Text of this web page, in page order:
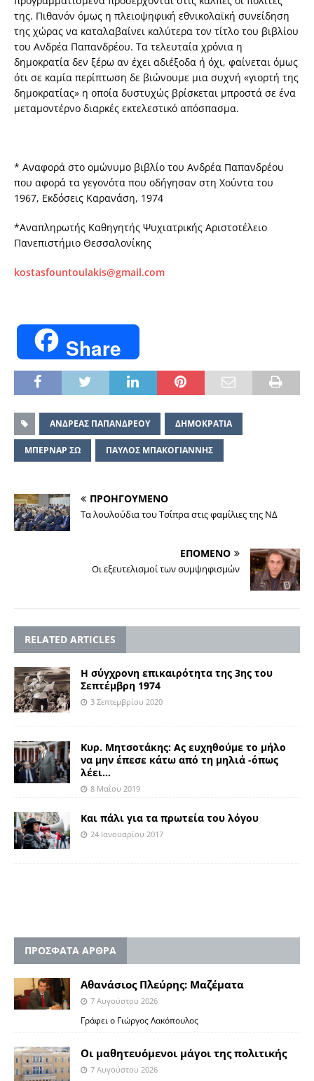
της. Πιθανόν όμως η πλειοψηφική εθνικολαϊκή συνείδηση
της χώρας να καταλαβαίνει καλύτερα τον τίτλο του βιβλίου
του Ανδρέα Παπανδρέου. Τα τελευταία χρόνια η
δημοκρατία δεν ξέρω αν έχει αδιέξοδα ή όχι, φαίνεται όμως
ότι σε καμία περίπτωση δε βιώνουμε μια συχνή «γιορτή της
δημοκρατίας» η οποία δυστυχώς βρίσκεται μπροστά σε ένα
μεταμοντέρνο διαρκές εκτελεστικό απόσπασμα.
* Αναφορά στο ομώνυμο βιβλίο του Ανδρέα Παπανδρέου
που αφορά τα γεγονότα που οδήγησαν στη Χούντα του
1967, Εκδόσεις Καρανάση, 1974
*Αναπληρωτής Καθηγητής Ψυχιατρικής Αριστοτέλειο
Πανεπιστήμιο Θεσσαλονίκης
kostasfountoulakis@gmail.com
Share
ΑΝΔΡΕΑΣ ΠΑΠΑΝΔΡΕΟΥ ΔΗΜΟΚΡΑΤΙΑ
ΜΠΕΡΝΑΡ ΣΩ ΠΑΥΛΟΣ ΜΠΑΚΟΓΙΑΝΝΗΣ
ΠΡΟΗΓΟΥΜΕΝΟ
Τα λουλούδια του Τσίπρα στις φαμίλιες της ΝΔ
ΕΠΟΜΕΝΟ
Οι εξευτελισμοί των συμψηφισμών
RELATED ARTICLES
Η σύγχρονη επικαιρότητα της 3ης του
Σεπτέμβρη 1974
3 Σεπτεμβρίου 2020
Κυρ. Μητσοτάκης: Ας ευχηθούμε το μήλο
να μην έπεσε κάτω από τη μηλιά -όπως
λέει…
8 Μαΐου 2019
Και πάλι για τα πρωτεία του λόγου
24 Ιανουαρίου 2017
ΠΡΟΣΦΑΤΑ ΑΡΘΡΑ
Αθανάσιος Πλεύρης: Μαζέματα
7 Αυγούστου 2026
Γράφει ο Γιώργος Λακόπουλος
Οι μαθητευόμενοι μάγοι της πολιτικής
7 Αυγούστου 2026